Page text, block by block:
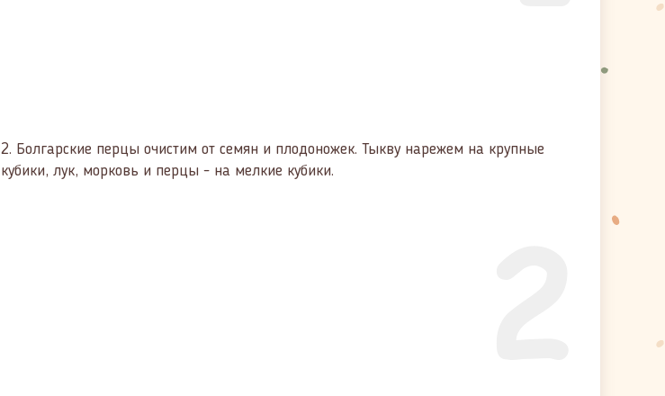
2. Болгарские перцы очистим от семян и плодоножек. Тыкву нарежем на крупные
кубики, лук, морковь и перцы - на мелкие кубики.